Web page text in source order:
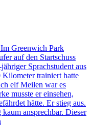
Greenwich Park
auf den Startschuss
Sprachstudent aus
Kilometer trainiert hatte
elf Meilen war es
musste er einsehen,
hätte. Er stieg aus.
ansprechbar. Dieser